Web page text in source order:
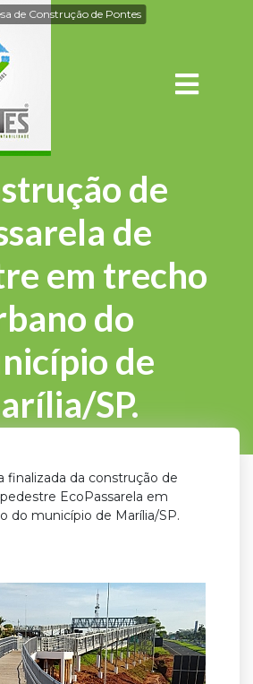
de Construção de Pontes
de
de
em trecho
do
de
SP.
finalizada da construção de
EcoPassarela em
do município de Marília/SP.